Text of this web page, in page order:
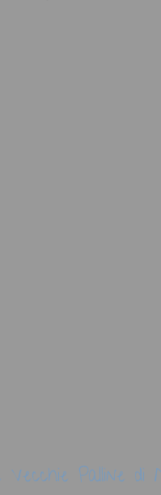
Vecchie Palline di